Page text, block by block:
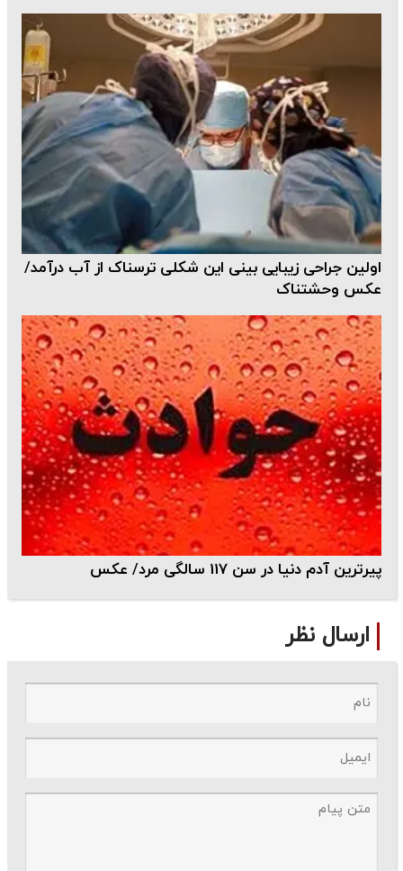
اولین جراحی زیبایی بینی این شکلی ترسناک از آب درآمد/
عکس وحشتناک
پیرترین آدم دنیا در سن 117 سالگی مرد/ عکس
ارسال نظر